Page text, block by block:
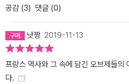
거의 풍속이 새롭게 바뀌는 역동적인 모습
난폭한 폭군으로만 알려진 ‘태양왕’ 루
리에 들기까지 그의 하루 일과를 빈틈없
의 백미라고 할 수 있다. 그가 일어나서
슨 음식을 먹고 어떤 침대에서 잤는지
자세하게 묘사되기 때문이다. 이 과정에
공감 (3) 댓글 (0)
낫짱 2019-11-13
프랑스 역사와 그 속에 담긴 오브제들의
다.